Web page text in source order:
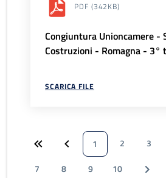
PDF (342KB)
Congiuntura Unioncamere -
Costruzioni - Romagna -
SCARICA FILE
1 2 3
7
8 9 10